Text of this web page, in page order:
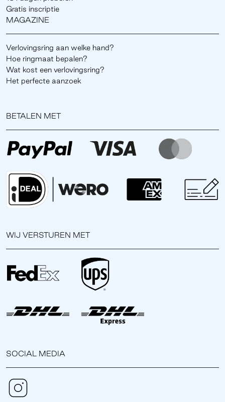
Gratis inscriptie
MAGAZINE
Verlovingsring aan welke hand?
Hoe ringmaat bepalen?
Wat kost een verlovingsring?
Het perfecte aanzoek
BETALEN MET
WIJ VERSTUREN MET
SOCIAL MEDIA